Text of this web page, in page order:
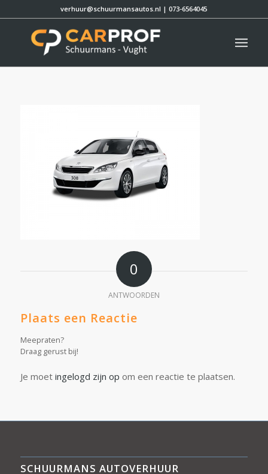
verhuur@schuurmansautos.nl |073-6564045
0
ANTWOORDEN
Plaats een Reactie
Meepraten?
Draag gerust bij!
Je moet ingelogd zijn op om een reactie te plaatsen.
SCHUURMANS AUTOVERHUUR